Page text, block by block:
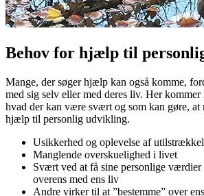
Behov for hjælp til
Mange, der søger hjælp kan også komme,
med sig selv eller med deres liv. Her kommer
hvad der kan være svært og som kan gøre, at
hjælp til personlig udvikling.
Usikkerhed og oplevelse af
Manglende overskuelighed i livet
Svært ved at få sine personlige værdier
overens med ens liv
Andre virker til at ”bestemme” over